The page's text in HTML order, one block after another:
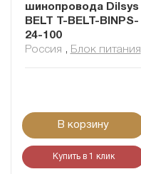
шинопровода Dilsys
BELT T-BELT-BINPS-
24-100
Россия , Блок питания
В корзину
Купить в 1 клик